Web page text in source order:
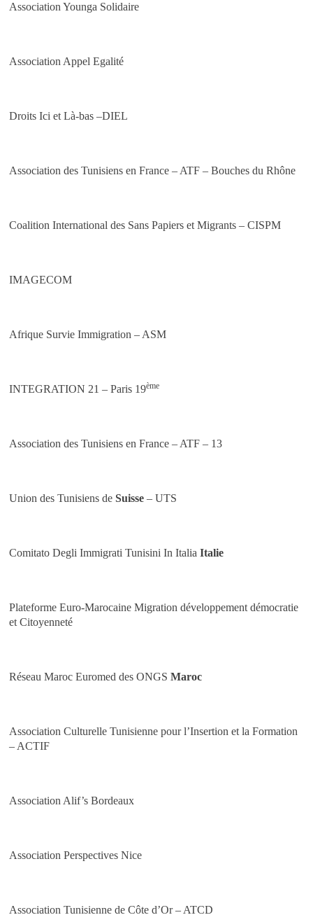
Association Younga Solidaire
Association Appel Egalité
Droits Ici et Là-bas –DIEL
Association des Tunisiens en France – ATF – Bouches du Rhône
Coalition International des Sans Papiers et Migrants – CISPM
IMAGECOM
Afrique Survie Immigration – ASM
INTEGRATION 21 – Paris 19ème
Association des Tunisiens en France – ATF – 13
Union des Tunisiens de Suisse– UTS
Comitato Degli Immigrati Tunisini In Italia Italie
Plateforme Euro-Marocaine Migration développement démocratie
et Citoyenneté
Réseau Maroc Euromed des ONGS Maroc
Association Culturelle Tunisienne pour l’Insertion et la Formation
– ACTIF
Association Alif’s Bordeaux
Association Perspectives Nice
Association Tunisienne de Côte d’Or – ATCD